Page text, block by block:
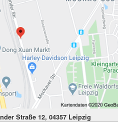
Straße 12, 04357 Leipzig